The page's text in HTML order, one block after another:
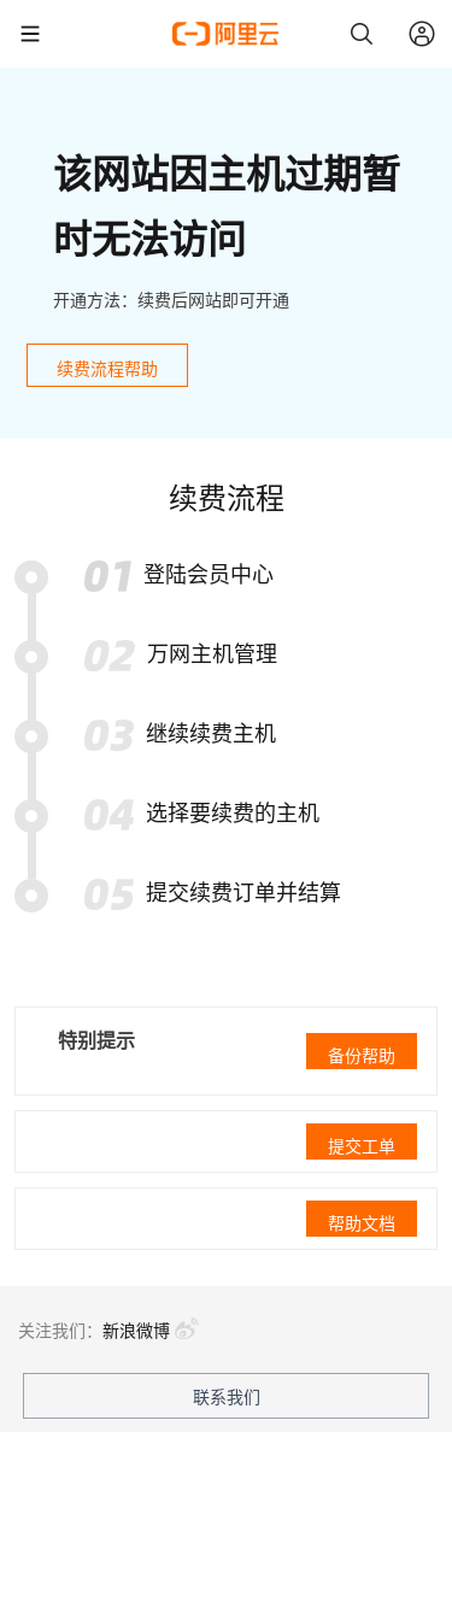
该网站因主机过期暂
时无法访问
开通方法：续费后网站即可开通
续费流程帮助
续费流程
登陆会员中心
万网主机管理
继续续费主机
选择要续费的主机
提交续费订单并结算
特别提示
备份帮助
提交工单
帮助文档